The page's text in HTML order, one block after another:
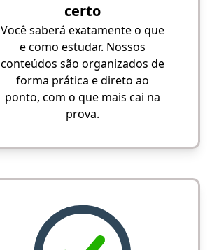
certo
Você saberá exatamente o que
e como estudar. Nossos
conteúdos são organizados de
forma prática e direto ao
ponto, com o que mais cai na
prova.